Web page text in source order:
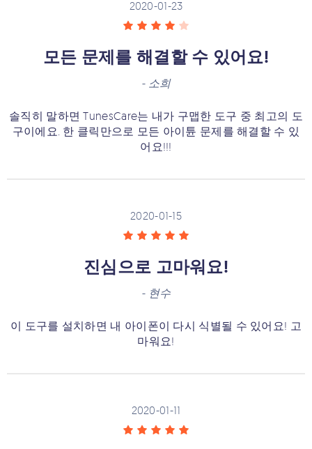
2020-01-23
모든 문제를 해결할 수 있어요!
- 소희
솔직히 말하면 TunesCare는 내가 구맵한 도구 중 최고의 도
구이에요. 한 클릭만으로 모든 아이튠 문제를 해결할 수 있
어요!!!
2020-01-15
진심으로 고마워요!
- 현수
이 도구를 설치하면 내 아이폰이 다시 식별될 수 있어요! 고
마워요!
2020-01-11